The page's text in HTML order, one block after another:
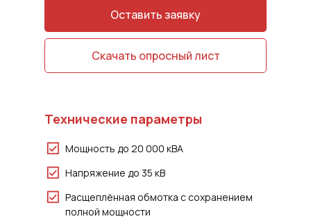
Оставить заявку
Скачать опросный лист
Технические параметры
Мощность до 20 000 кВА
Напряжение до 35 кВ
Расщеплённая обмотка с сохранением
полной мощности